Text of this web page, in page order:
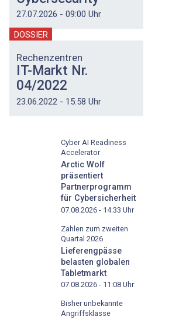
27.07.2026 - 09:00 Uhr
DOSSIER
Rechenzentren
IT-Markt Nr.
04/2022
23.06.2022 - 15:58 Uhr
Cyber AI Readiness
Accelerator
Arctic Wolf
präsentiert
Partnerprogramm
für Cybersicherheit
07.08.2026 - 14:33 Uhr
Zahlen zum zweiten
Quartal 2026
Lieferengpässe
belasten globalen
Tabletmarkt
07.08.2026 - 11:08 Uhr
Bisher unbekannte
Angriffsklasse